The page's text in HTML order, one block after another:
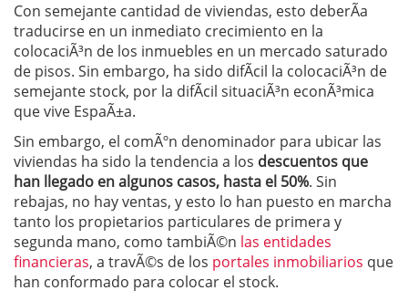
Con semejante cantidad de viviendas, esto deberÃ­a
traducirse en un inmediato crecimiento en la
colocaciÃ³n de los inmuebles en un mercado saturado
de pisos. Sin embargo, ha sido difÃ­cil la colocaciÃ³n de
semejante stock, por la difÃ­cil situaciÃ³n econÃ³mica
que vive EspaÃ±a.
Sin embargo, el comÃºn denominador para ubicar las
viviendas ha sido la tendencia a los descuentos que
han llegado en algunos casos, hasta el 50%. Sin
rebajas, no hay ventas, y esto lo han puesto en marcha
tanto los propietarios particulares de primera y
segunda mano, como tambiÃ©n las entidades
financieras, a travÃ©s de los portales inmobiliarios que
han conformado para colocar el stock.